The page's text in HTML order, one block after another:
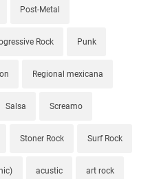
Post-Metal
Rock Punk
Regional mexicana
Salsa Screamo
Stoner Rock Surf Rock
acustic art rock